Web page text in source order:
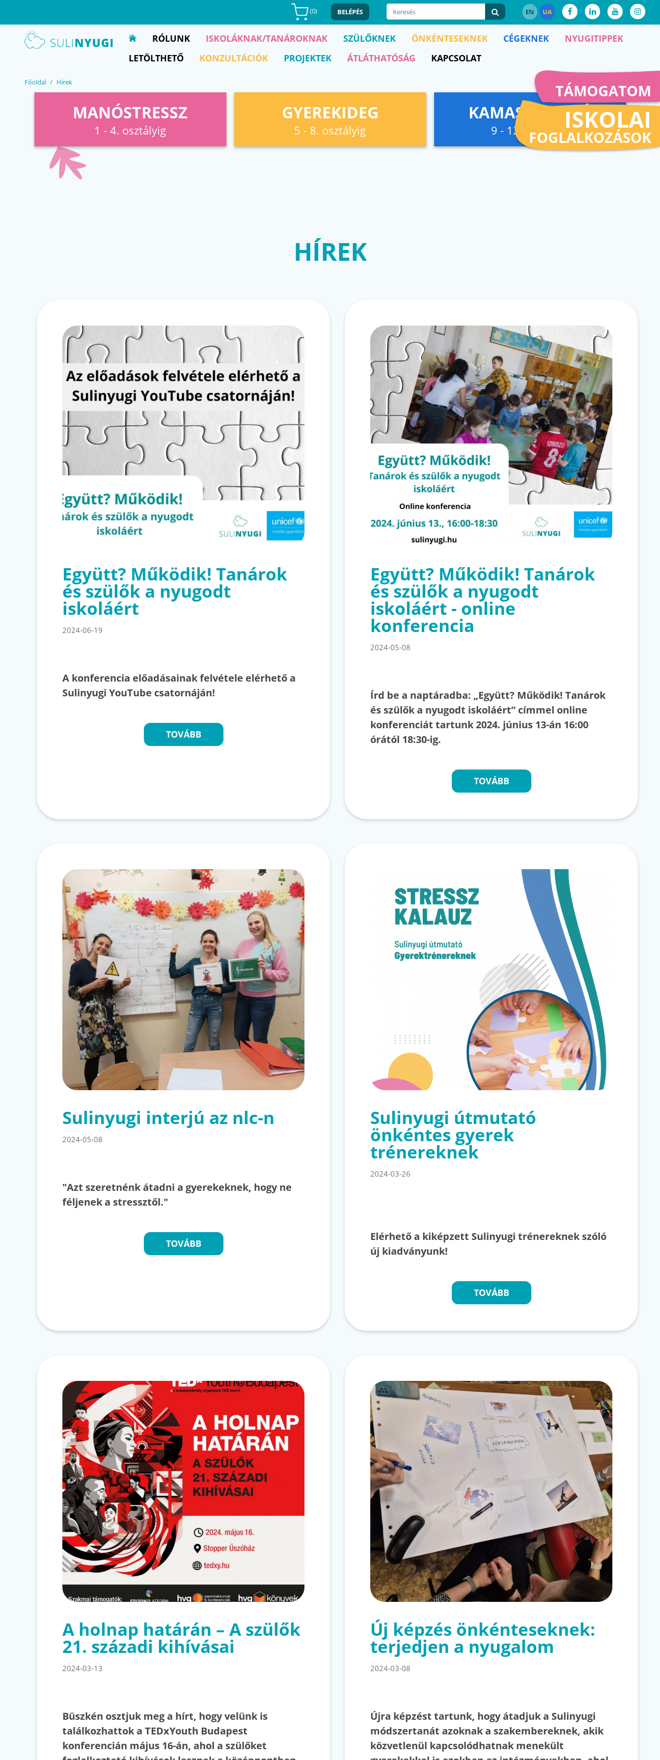
(0) BELÉPÉS EN UA
TÁMOGATOM
ISKOLAI
FOGLALKOZÁSOK
RÓLUNK ISKOLÁKNAK/TANÁROKNAK SZÜLŐKNEK ÖNKÉNTESEKNEK CÉGEKNEK
NYUGITIPPEK
LETÖLTHETŐ
KONZULTÁCIÓK PROJEKTEK ÁTLÁTHATÓSÁG KAPCSOLAT
Főoldal Hírek
MANÓSTRESSZ
1 - 4. osztályig
GYEREKIDEG
5 - 8. osztályig
KAMASZFESZKÓ
9 - 12. osztályig
HÍREK
Együtt? Működik! Tanárok
és szülők a nyugodt
iskoláért
2024-06-19
A konferencia előadásainak felvétele elérhető a
Sulinyugi YouTube csatornáján!
TOVÁBB
Együtt? Működik! Tanárok
és szülők a nyugodt
iskoláért - online
konferencia
2024-05-08
Írd be a naptáradba: „Együtt? Működik! Tanárok
és szülők a nyugodt iskoláért” címmel online
konferenciát tartunk 2024. június 13-án 16:00
órától 18:30-ig.
TOVÁBB
Sulinyugi interjú az nlc-n
2024-05-08
"Azt szeretnénk átadni a gyerekeknek, hogy ne
féljenek a stressztől."
TOVÁBB
Sulinyugi útmutató
önkéntes gyerek
trénereknek
2024-03-26
Elérhető a kiképzett Sulinyugi trénereknek szóló
új kiadványunk!
TOVÁBB
A holnap határán – A szülők
21. századi kihívásai
2024-03-13
Büszkén osztjuk meg a hírt, hogy velünk is
találkozhattok a TEDxYouth Budapest
konferencián május 16-án, ahol a szülőket
Új képzés önkénteseknek:
terjedjen a nyugalom
2024-03-08
Újra képzést tartunk, hogy átadjuk a Sulinyugi
módszertanát azoknak a szakembereknek, akik
közvetlenül kapcsolódhatnak menekült